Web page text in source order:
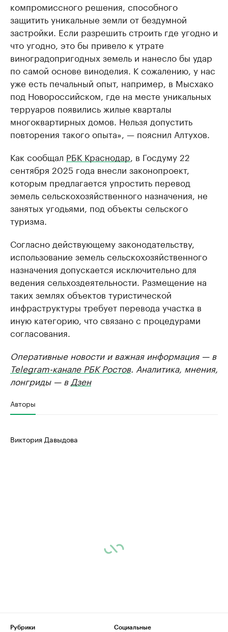
компромиссного решения, способного
защитить уникальные земли от бездумной
застройки. Если разрешить строить где угодно и
что угодно, это бы привело к утрате
виноградопригодных земель и нанесло бы удар
по самой основе виноделия. К сожалению, у нас
уже есть печальный опыт, например, в Мысхако
под Новороссийском, где на месте уникальных
терруаров появились жилые кварталы
многоквартирных домов. Нельзя допустить
повторения такого опыта», — пояснил Алтухов.
Как сообщал РБК Краснодар , в Госдуму 22
сентября 2025 года внесли законопроект,
которым предлагается упростить перевод
земель сельскохозяйственного назначения, не
занятых угодьями, под объекты сельского
туризма.
Согласно действующему законодательству,
использование земель сельскохозяйственного
назначения допускается исключительно для
ведения сельхоздеятельности. Размещение на
таких землях объектов туристической
инфраструктуры требует перевода участка в
иную категорию, что связано с процедурами
согласования.
Оперативные новости и важная информация — в
Telegram-канале РБК Ростов. Аналитика, мнения,
лонгриды — в Дзен
Авторы
Виктория Давыдова
Рубрики
Социальные